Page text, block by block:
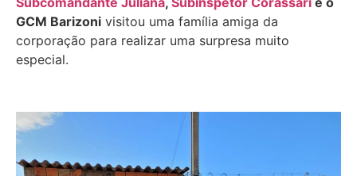
GCM Barizoni visitou uma família amiga da
corporação para realizar uma surpresa muito
especial.